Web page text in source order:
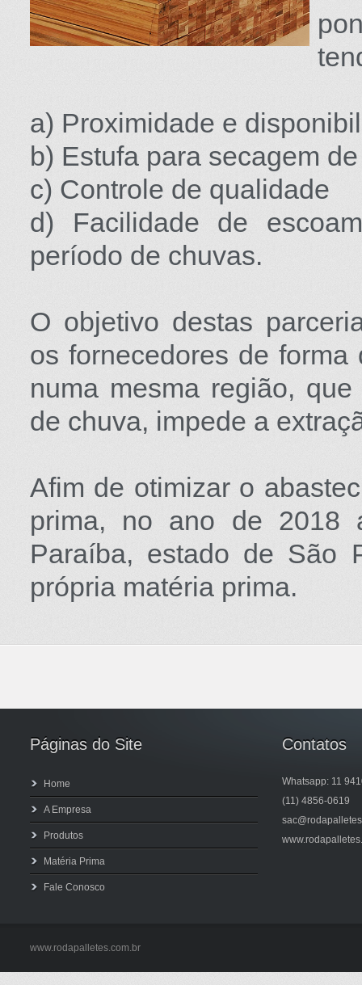
a) Proximidade e
b) Estufa para secagem
c) Controle de qualidade
d) Facilidade de
período de chuvas.
O objetivo destas
os fornecedores de
numa mesma região,
de chuva, impede a
Afim de otimizar o
prima, no ano de 2018
Paraíba, estado de São
própria matéria prima.
Páginas do Site
Home
A Empresa
Produtos
Matéria Prima
Fale Conosco
Contatos
Whatsapp: 11
(11) 4856-0619
www.rodapalletes.com.br